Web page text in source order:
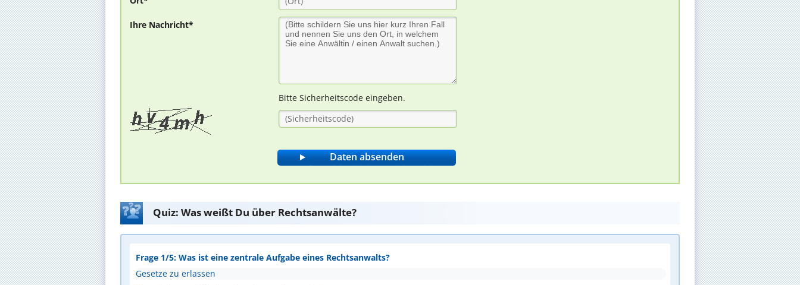
Ihre Nachricht*
Bitte Sicherheitscode eingeben.
Quiz: Was weißt Du über Rechtsanwälte?
Frage 1/5: Was ist eine zentrale Aufgabe eines Rechtsanwalts?
Gesetze zu erlassen